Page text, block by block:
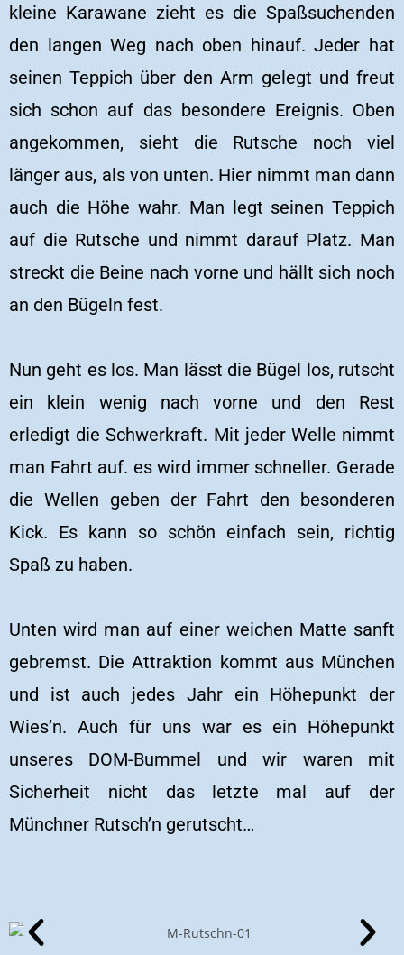
kleine Karawane zieht es die Spaßsuchenden
den langen Weg nach oben hinauf. Jeder hat
seinen Teppich über den Arm gelegt und freut
sich schon auf das besondere Ereignis. Oben
angekommen, sieht die Rutsche noch viel
länger aus, als von unten. Hier nimmt man dann
auch die Höhe wahr. Man legt seinen Teppich
auf die Rutsche und nimmt darauf Platz. Man
streckt die Beine nach vorne und hällt sich noch
an den Bügeln fest.
Nun geht es los. Man lässt die Bügel los, rutscht
ein klein wenig nach vorne und den Rest
erledigt die Schwerkraft. Mit jeder Welle nimmt
man Fahrt auf. es wird immer schneller. Gerade
die Wellen geben der Fahrt den besonderen
Kick. Es kann so schön einfach sein, richtig
Spaß zu haben.
Unten wird man auf einer weichen Matte sanft
gebremst. Die Attraktion kommt aus München
und ist auch jedes Jahr ein Höhepunkt der
Wies’n. Auch für uns war es ein Höhepunkt
unseres DOM-Bummel und wir waren mit
Sicherheit nicht das letzte mal auf der
Münchner Rutsch’n gerutscht…